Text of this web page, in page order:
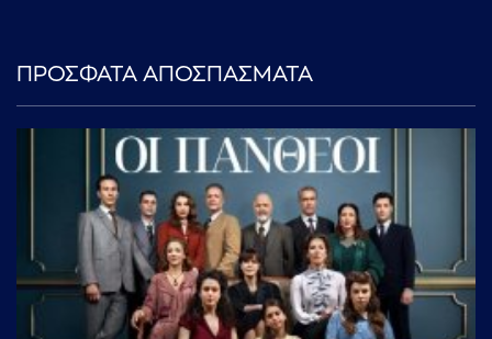
...πληκτρολογήστε κείμενο προς αναζήτηση
ΠΡΟΣΦΑΤΑ ΑΠΟΣΠΑΣΜΑΤΑ